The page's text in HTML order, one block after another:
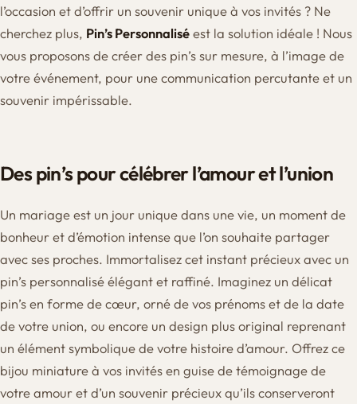
l’occasion et d’offrir un souvenir unique à vos invités ? Ne
cherchez plus, Pin’s Personnaliséest la solution idéale ! Nous
vous proposons de créer des pin’s sur mesure, à l’image de
votre événement, pour une communication percutante et un
souvenir impérissable.
Des pin’s pour célébrer l’amour et l’union
Un mariage est un jour unique dans une vie, un moment de
bonheur et d’émotion intense que l’on souhaite partager
avec ses proches. Immortalisez cet instant précieux avec un
pin’s personnalisé élégant et raffiné. Imaginez un délicat
pin’s en forme de cœur, orné de vos prénoms et de la date
de votre union, ou encore un design plus original reprenant
un élément symbolique de votre histoire d’amour. Offrez ce
bijou miniature à vos invités en guise de témoignage de
votre amour et d’un souvenir précieux qu’ils conserveront